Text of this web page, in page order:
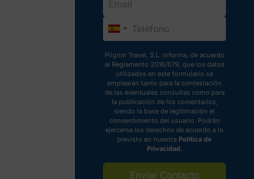
Pilgrim Travel, S.L. informa, de acuerdo
al Reglamento 2016/679, que los datos
utilizados en este formulario se
emplearán tanto para la contestación
de las eventuales consultas como para
la publicación de los comentarios,
siendo la base de legitimación el
consentimiento del usuario. Podrán
ejercerse los derechos de acuerdo a lo
previsto en nuestra Política de
Privacidad.
Enviar Contacto